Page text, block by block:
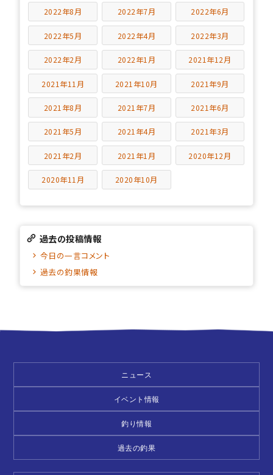
2022年8月 2022年7月 2022年6月
2022年5月 2022年4月 2022年3月
2022年2月 2022年1月 2021年12月
2021年11月 2021年10月 2021年9月
2021年8月 2021年7月 2021年6月
2021年5月 2021年4月 2021年3月
2021年2月 2021年1月 2020年12月
2020年11月 2020年10月
過去の投稿情報
今日の一言コメント
過去の釣果情報
ニュース
イベント情報
釣り情報
過去の釣果